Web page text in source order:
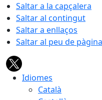
Saltar a la capçalera
Saltar al contingut
Saltar a enllaços
Saltar al peu de pàgina
Idiomes
Català